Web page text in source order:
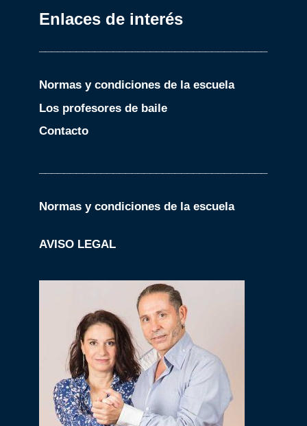
Enlaces de interés
Normas y condiciones de la escuela
Los profesores de baile
Contacto
Normas y condiciones de la escuela
AVISO LEGAL